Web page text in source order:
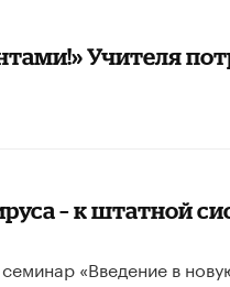
Учителя
– к штатной
«Введение в